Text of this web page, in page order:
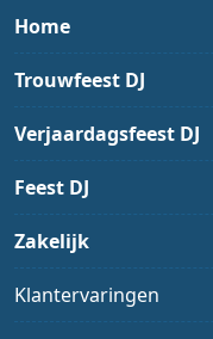
Home
Trouwfeest DJ
Verjaardagsfeest DJ
Feest DJ
Zakelijk
Klantervaringen